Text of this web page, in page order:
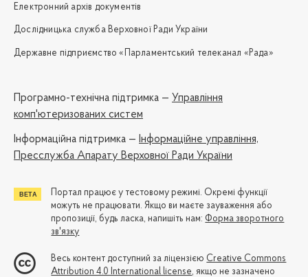
Електронний архів документів
Дослідницька служба Верховної Ради України
Державне підприємство «Парламентський телеканал «Рада»
Програмно-технічна підтримка — Управління
комп'ютеризованих систем
Iнформаційна підтримка — Інформаційне управління,
Пресслужба Апарату Верховної Ради України
Портал працює у тестовому режимі. Окремі функції
можуть не працювати. Якщо ви маєте зауваження або
пропозиції, будь ласка, напишіть нам: Форма зворотного
зв'язку
Весь контент доступний за ліцензією Creative Commons
Attribution 4.0 International license, якщо не зазначено